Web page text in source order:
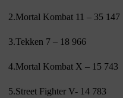
2.Mortal Kombat 11 – 35 147
3.Tekken 7 – 18 966
4.Mortal Kombat X – 15 743
5.Street Fighter V- 14 783